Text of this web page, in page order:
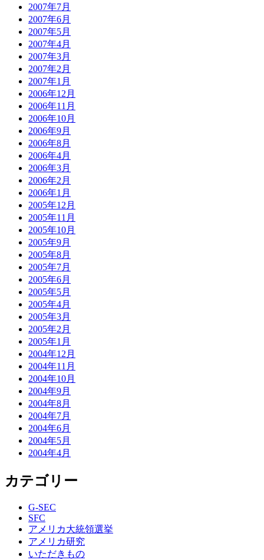
2007年7月
2007年6月
2007年5月
2007年4月
2007年3月
2007年2月
2007年1月
2006年12月
2006年11月
2006年10月
2006年9月
2006年8月
2006年4月
2006年3月
2006年2月
2006年1月
2005年12月
2005年11月
2005年10月
2005年9月
2005年8月
2005年7月
2005年6月
2005年5月
2005年4月
2005年3月
2005年2月
2005年1月
2004年12月
2004年11月
2004年10月
2004年9月
2004年8月
2004年7月
2004年6月
2004年5月
2004年4月
カテゴリー
G-SEC
SFC
アメリカ大統領選挙
アメリカ研究
いただきもの